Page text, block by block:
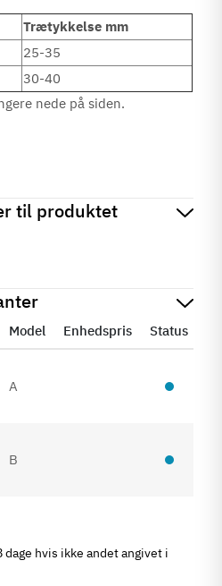
Trætykkelse mm
25-35
30-40
nede på siden.
til produktet
Model Enhedspris Status
A
B
hvis ikke andet angivet i